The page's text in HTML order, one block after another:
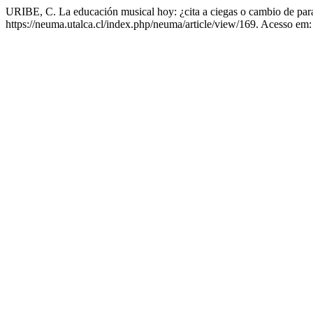
URIBE, C. La educación musical hoy: ¿cita a ciegas o cambio de
https://neuma.utalca.cl/index.php/neuma/article/view/169. Acesso